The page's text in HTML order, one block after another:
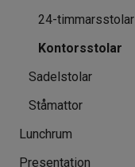
24-timmarsstolar
Kontorsstolar
Sadelstolar
Ståmattor
Lunchrum
Presentation